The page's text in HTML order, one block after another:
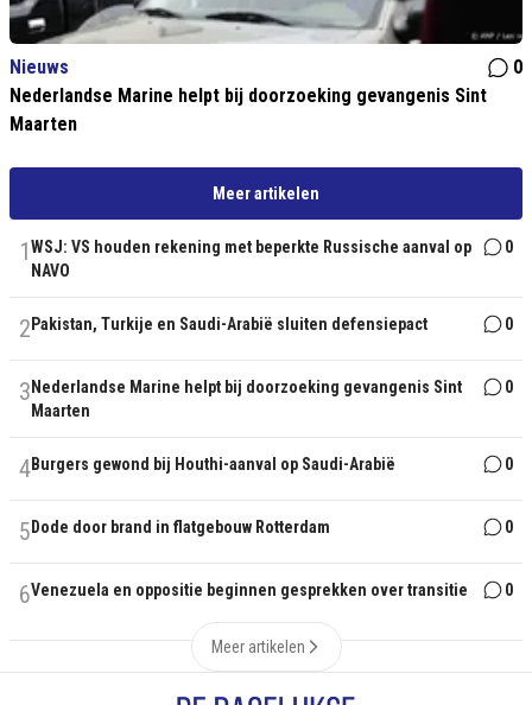
Nieuws
0
Nederlandse Marine helpt bij doorzoeking gevangenis Sint
Maarten
Meer artikelen
1WSJ: VS houden rekening met beperkte Russische aanval op
NAVO
0
2 Pakistan, Turkije en Saudi-Arabië sluiten defensiepact 0
3 Nederlandse Marine helpt bij doorzoeking gevangenis Sint
Maarten
0
4Burgers gewond bij Houthi-aanval op Saudi-Arabië 0
5 Dode door brand in flatgebouw Rotterdam 0
6Venezuela en oppositie beginnen gesprekken over transitie 0
Meer artikelen